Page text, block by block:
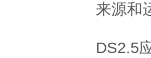
来源和
DS2.5